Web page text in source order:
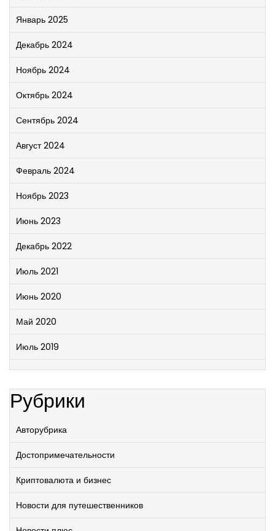
Январь 2025
Декабрь 2024
Ноябрь 2024
Октябрь 2024
Сентябрь 2024
Август 2024
Февраль 2024
Ноябрь 2023
Июнь 2023
Декабрь 2022
Июль 2021
Июнь 2020
Май 2020
Июль 2019
Рубрики
Авторубрика
Достопримечательности
Криптовалюта и бизнес
Новости для путешественников